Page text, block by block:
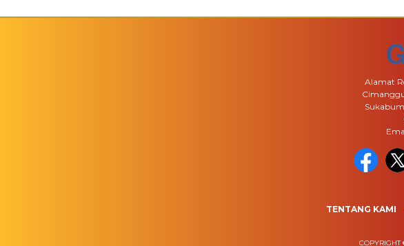
Alamat
TENTANG KAMI